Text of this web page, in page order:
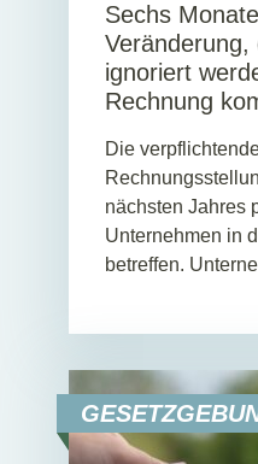
Sechs
Veränderung,
ignoriert
Rechnung
Die
nächsten Jahres
Unternehmen in
betreffen.